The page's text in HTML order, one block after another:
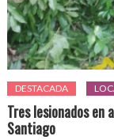
DESTACADA
Tres lesionados en
Santiago